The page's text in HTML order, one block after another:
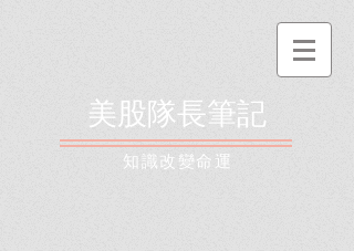
美股隊長筆記
​知識改變命運